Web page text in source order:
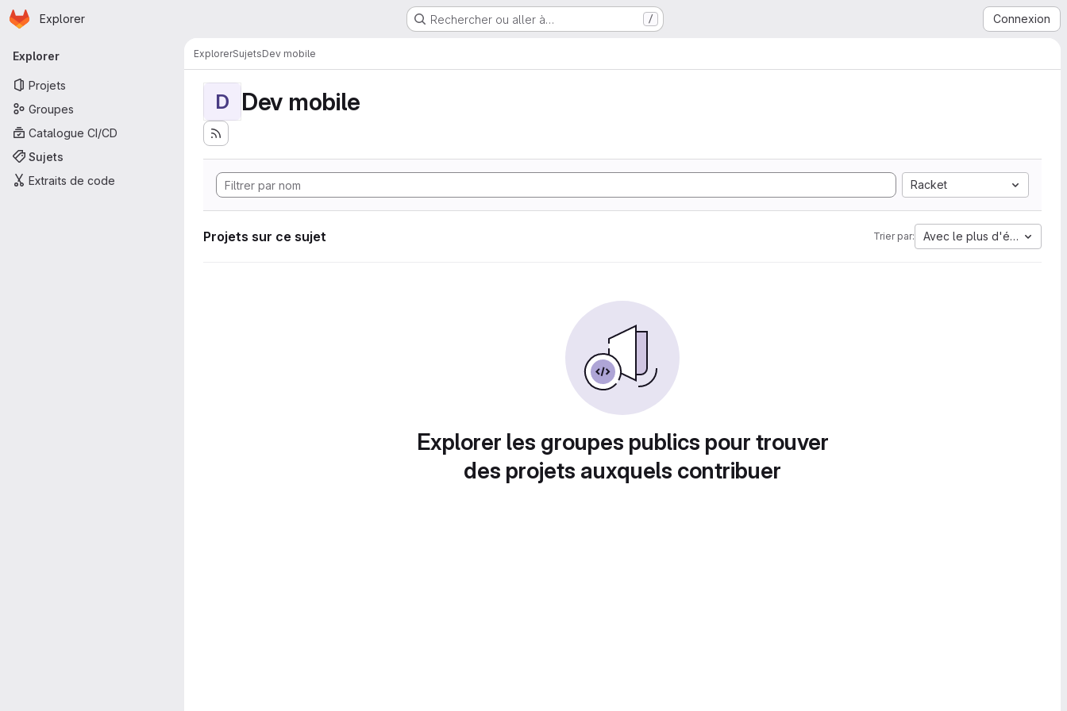
Passer au contenu principal
Page d'accueil
Explorer Rechercher ou aller à… / Connexion
Navigation principale
Explorer
Projets
Groupes
Catalogue CI/CD
Sujets
Extraits de code
ExplorerSujetsDev mobile
D Dev mobile
Racket
Projets sur ce sujet Trier par: Avec le plus d'étoiles
Explorer les groupes publics pour trouver
des projets auxquels contribuer